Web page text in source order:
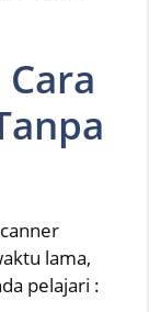
lama,
pelajari :